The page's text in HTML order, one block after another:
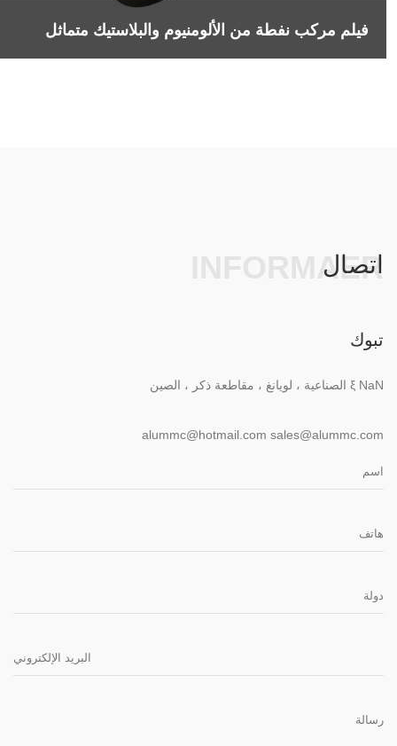
فيلم مركب نفطة من الألومنيوم والبلاستيك متماثل
INFORMAER
اتصال
تبوك
ξ NaN الصناعية ، لويانغ ، مقاطعة ذكر ، الصين
sales@alummc.com
alummc@hotmail.com